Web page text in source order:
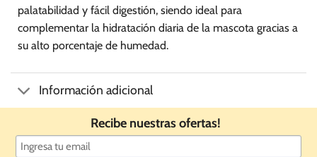
palatabilidad y fácil digestión, siendo ideal para
complementar la hidratación diaria de la mascota gracias a
su alto porcentaje de humedad.
Información adicional
Recibe nuestras ofertas!